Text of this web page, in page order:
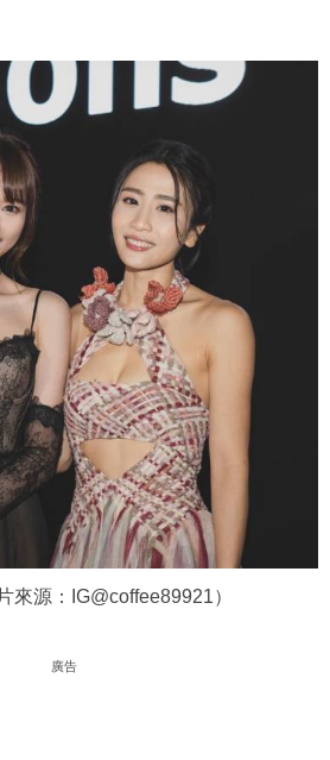
來源：IG@coffee89921）
廣告